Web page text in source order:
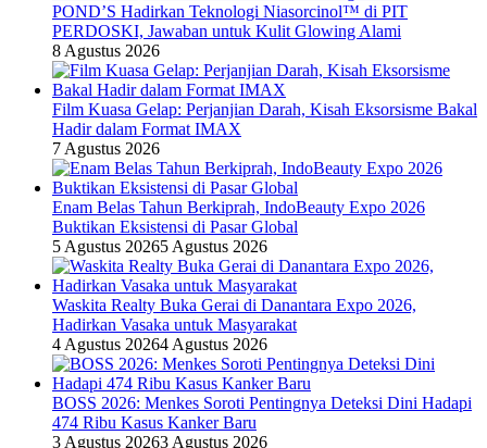
POND’S Hadirkan Teknologi Niasorcinol™ di PIT
PERDOSKI, Jawaban untuk Kulit Glowing Alami
8 Agustus 2026
Film Kuasa Gelap: Perjanjian Darah, Kisah Eksorsisme Bakal
Hadir dalam Format IMAX
7 Agustus 2026
Enam Belas Tahun Berkiprah, IndoBeauty Expo 2026
Buktikan Eksistensi di Pasar Global
5 Agustus 20265 Agustus 2026
Waskita Realty Buka Gerai di Danantara Expo 2026,
Hadirkan Vasaka untuk Masyarakat
4 Agustus 20264 Agustus 2026
BOSS 2026: Menkes Soroti Pentingnya Deteksi Dini Hadapi
474 Ribu Kasus Kanker Baru
3 Agustus 20263 Agustus 2026